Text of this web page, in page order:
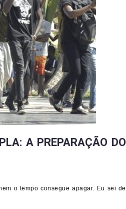
A PREPARAÇÃO DO
o tempo consegue apagar. Eu sei de